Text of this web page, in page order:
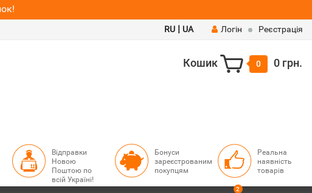
RU | UA Логін Реєстрація
Кошик 0 0 грн.
Відправки
Новою
Поштою по
всій Україні!
Бонуси
зареєстрованим
покупцям
Реальна
наявність
товарів
2